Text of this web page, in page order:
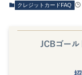
クレジットカードFAQ